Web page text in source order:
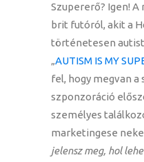
Szupererő? Igen!
brit futóról, akit a
történetesen
„AUTISM IS MY
fel, hogy megvan a
szponzoráció
személyes
marketingese
jelensz meg, hol